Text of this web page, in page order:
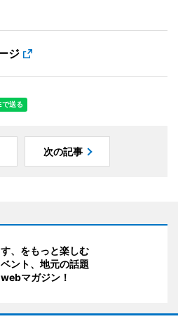
ジ
次の記事
、をもっと楽しむ
ント、地元の話題
マガジン！